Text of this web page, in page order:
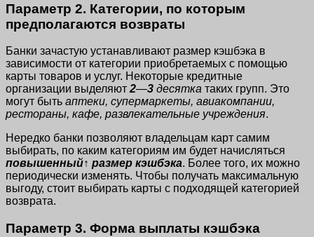
Параметр 2. Категории, по которым
предполагаются возвраты
Банки зачастую устанавливают размер кэшбэка в
зависимости от категории приобретаемых с помощью
карты товаров и услуг. Некоторые кредитные
организации выделяют 2—3 десятка таких групп. Это
могут быть аптеки, супермаркеты, авиакомпании,
рестораны, кафе, развлекательные учреждения.
Нередко банки позволяют владельцам карт самим
выбирать, по каким категориям им будет начисляться
повышенный↑ размер кэшбэка. Более того, их можно
периодически изменять. Чтобы получать максимальную
выгоду, стоит выбирать карты с подходящей категорией
возврата.
Параметр 3. Форма выплаты кэшбэка